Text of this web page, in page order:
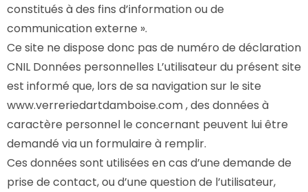
constitués à des fins d’information ou de
communication externe ».
Ce site ne dispose donc pas de numéro de déclaration
CNIL Données personnelles L’utilisateur du présent site
est informé que, lors de sa navigation sur le site
www.verreriedartdamboise.com , des données à
caractère personnel le concernant peuvent lui être
demandé via un formulaire à remplir.
Ces données sont utilisées en cas d’une demande de
prise de contact, ou d’une question de l’utilisateur,